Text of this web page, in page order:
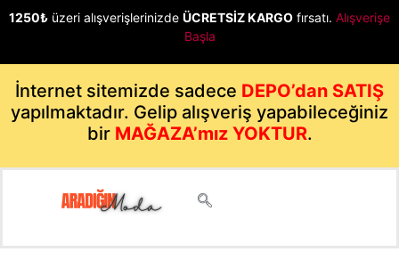
1250₺ üzeri alışverişlerinizde ÜCRETSİZ KARGO fırsatı. Alışverişe
Başla
İnternet sitemizde sadece DEPO’dan SATIŞ
yapılmaktadır. Gelip alışveriş yapabileceğiniz
bir MAĞAZA’mız YOKTUR.